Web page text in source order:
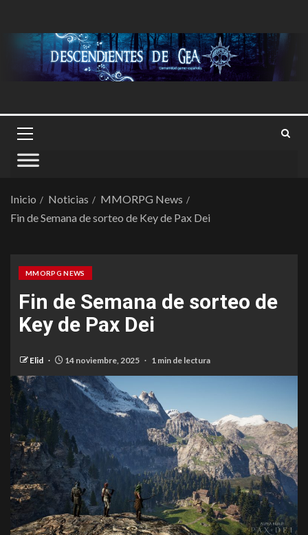
Inicio Noticias
MMORPG News
Fin de Semana de sorteo de Key de Pax Dei
MMORPG NEWS
Fin de Semana de sorteo de
Key de Pax Dei
Elid 14 noviembre, 2025 1 min de lectura